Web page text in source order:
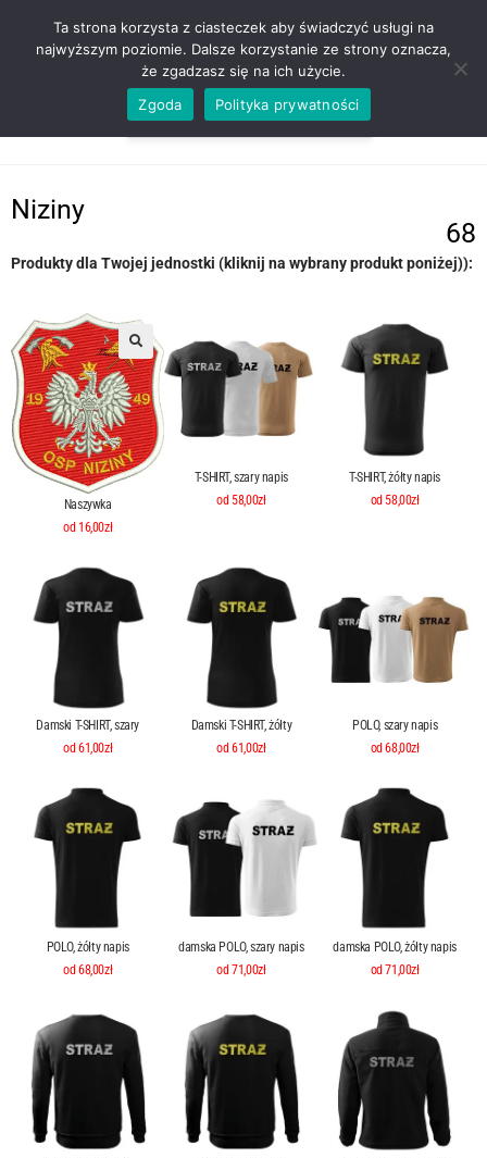
ZADZWOŃ TEL. 600 352 938
Niziny
68
Produkty dla Twojej jednostki (kliknij na wybrany produkt poniżej)):
Naszywka
od 16,00zł
T-SHIRT, szary napis
od 58,00zł
T-SHIRT, żółty napis
od 58,00zł
Damski T-SHIRT, szary
od 61,00zł
Damski T-SHIRT, żółty
od 61,00zł
POLO, szary napis
od 68,00zł
POLO, żółty napis
od 68,00zł
damska POLO, szary napis
od 71,00zł
damska POLO, żółty napis
od 71,00zł
Ta strona korzysta z ciasteczek aby świadczyć usługi na
najwyższym poziomie. Dalsze korzystanie ze strony oznacza,
że zgadzasz się na ich użycie.
Zgoda
Polityka prywatności